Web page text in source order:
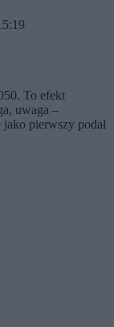
To efekt
uwaga –
pierwszy podał